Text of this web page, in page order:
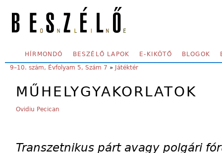
SECONDARY MENU
HÍRMONDÓ BESZÉLŐ LAPOK E-KIKÖTŐ BLOGOK
YOU ARE HERE:
9–10. szám, Évfolyam 5, Szám 7 » Játéktér
MŰHELYGYAKORLATOK
Ovidiu Pecican
Transzetnikus párt avagy polgári